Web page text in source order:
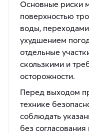
Основные риски
поверхностью
воды,
ухудшением
отдельные
скользкими и
осторожности.
Перед выходом
технике
соблюдать
без